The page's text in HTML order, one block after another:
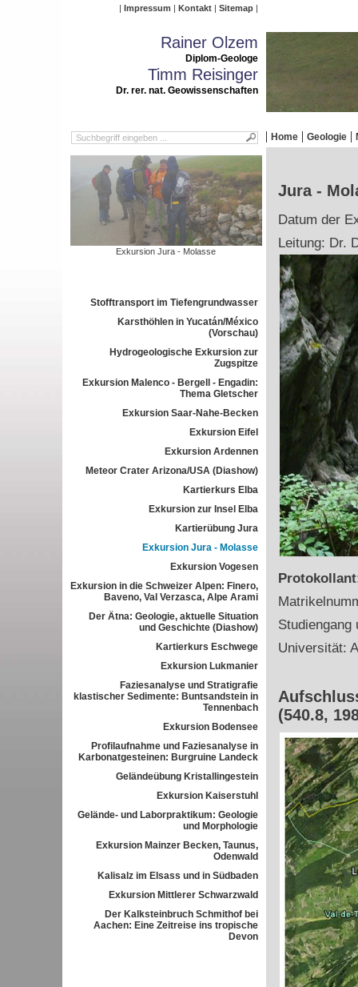
Impressum Kontakt Sitemap
Rainer Olzem
Diplom-Geologe
Timm Reisinger
Dr. rer. nat. Geowissenschaften
Home Geologie
Exkursion Jura - Molasse
Stofftransport im Tiefengrundwasser
Karsthöhlen in Yucatán/México
(Vorschau)
Hydrogeologische Exkursion zur
Zugspitze
Exkursion Malenco - Bergell - Engadin:
Thema Gletscher
Exkursion Saar-Nahe-Becken
Exkursion Eifel
Exkursion Ardennen
Meteor Crater Arizona/USA (Diashow)
Kartierkurs Elba
Exkursion zur Insel Elba
Kartierübung Jura
Exkursion Jura - Molasse
Exkursion Vogesen
Exkursion in die Schweizer Alpen: Finero,
Baveno, Val Verzasca, Alpe Arami
Der Ätna: Geologie, aktuelle Situation
und Geschichte (Diashow)
Kartierkurs Eschwege
Exkursion Lukmanier
Faziesanalyse und Stratigrafie
klastischer Sedimente: Buntsandstein in
Tennenbach
Exkursion Bodensee
Profilaufnahme und Faziesanalyse in
Karbonatgesteinen: Burgruine Landeck
Geländeübung Kristallingestein
Exkursion Kaiserstuhl
Gelände- und Laborpraktikum: Geologie
und Morphologie
Exkursion Mainzer Becken, Taunus,
Odenwald
Kalisalz im Elsass und in Südbaden
Exkursion Mittlerer Schwarzwald
Der Kalksteinbruch Schmithof bei
Aachen: Eine Zeitreise ins tropische
Devon
Jura -
Datum der
Leitung: Dr.
Universität:
(540.8,